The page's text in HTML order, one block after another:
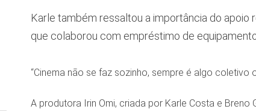
Karle também ressaltou a importância do apoio
que colaborou com empréstimo de
“Cinema não se faz sozinho, sempre é algo
A produtora Irin Omi, criada por Karle Costa e